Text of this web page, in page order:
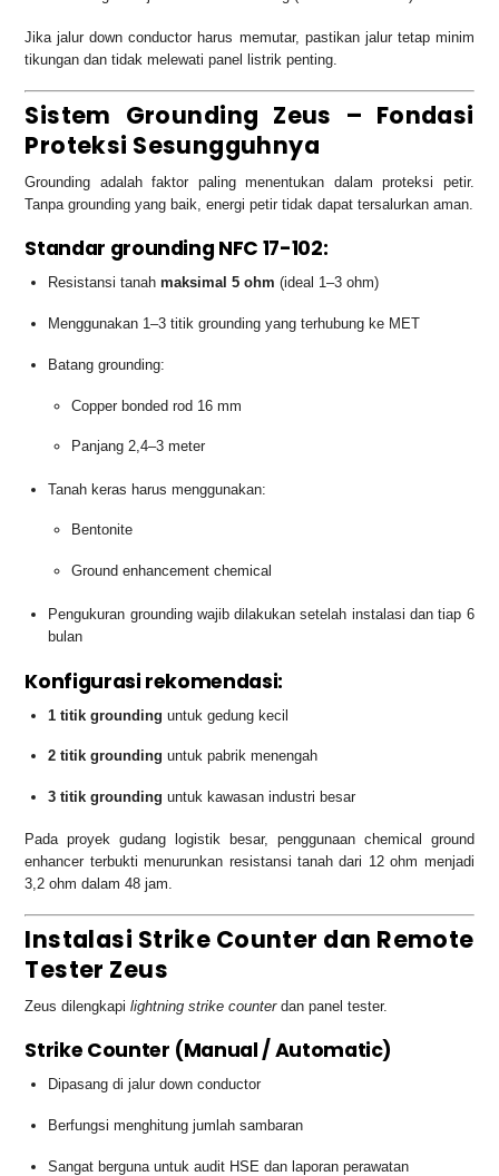
Jika jalur down conductor harus memutar, pastikan jalur tetap minim
tikungan dan tidak melewati panel listrik penting.
Sistem Grounding Zeus – Fondasi
Proteksi Sesungguhnya
Grounding adalah faktor paling menentukan dalam proteksi petir.
Tanpa grounding yang baik, energi petir tidak dapat tersalurkan aman.
Standar grounding NFC 17-102:
Resistansi tanahmaksimal 5 ohm (ideal 1–3 ohm)
Menggunakan 1–3 titik grounding yang terhubung ke MET
Batang grounding:
Copper bonded rod 16 mm
Panjang 2,4–3 meter
Tanah keras harus menggunakan:
Bentonite
Ground enhancement chemical
Pengukuran grounding wajib dilakukan setelah instalasi dan tiap 6
bulan
Konfigurasi rekomendasi:
1 titik grounding untuk gedung kecil
2 titik grounding untuk pabrik menengah
3 titik grounding untuk kawasan industri besar
Pada proyek gudang logistik besar, penggunaan chemical ground
enhancer terbukti menurunkan resistansi tanah dari 12 ohm menjadi
3,2 ohm dalam 48 jam.
Instalasi Strike Counter dan Remote
Tester Zeus
Zeus dilengkapilightning strike counterdan panel tester.
Strike Counter (Manual / Automatic)
Dipasang di jalur down conductor
Berfungsi menghitung jumlah sambaran
Sangat berguna untuk audit HSE dan laporan perawatan